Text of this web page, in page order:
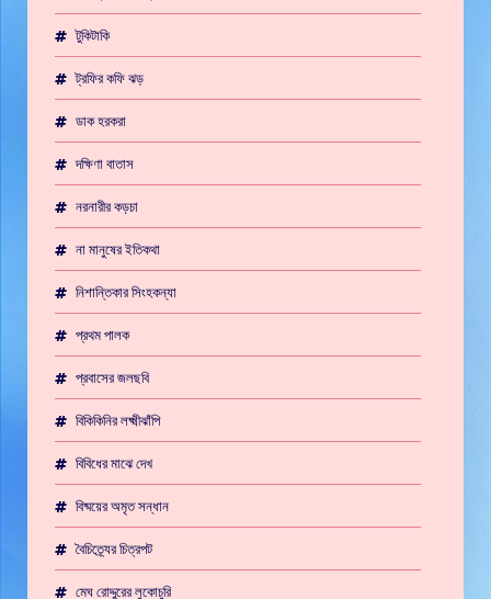
টুকিটাকি
ট্রফির কফি ঝড়
ডাক হরকরা
দক্ষিণা বাতাস
নরনারীর কড়চা
না মানুষের ইতিকথা
নিশান্তিকার সিংহকন্যা
প্রথম পালক
প্রবাসের জলছবি
বিকিকিনির লক্ষ্মীঝাঁপি
বিবিধের মাঝে দেখ
বিষ্ময়ের অমৃত সন্ধান
বৈচিত্র্যের চিত্রপট
মেঘ রোদ্দুরের লুকোচুরি